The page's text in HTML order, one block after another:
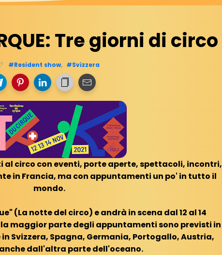
Tre giorni di circo
#Resident show, #Svizzera
circo con eventi, porte aperte, spettacoli, incontri,
in Francia, ma con appuntamenti un po' in tutto il
mondo.
(La notte del circo) e andrà in scena dal 12 al 14
la maggior parte degli appuntamenti sono previsti in
Svizzera, Spagna, Germania, Portogallo, Austria,
dall'altra parte dell'oceano.